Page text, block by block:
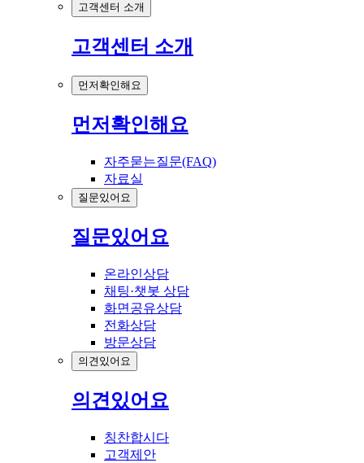
고객센터 소개
고객센터 소개
먼저확인해요
먼저확인해요
자주묻는질문(FAQ)
자료실
질문있어요
질문있어요
온라인상담
채팅·챗봇 상담
화면공유상담
전화상담
방문상담
의견있어요
의견있어요
칭찬합시다
고객제안